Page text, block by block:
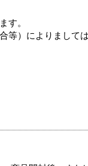
す。
等）によりまして